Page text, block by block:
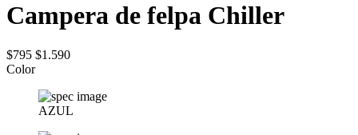
Campera de felpa Chiller
$795 $1.590
Color
AZUL